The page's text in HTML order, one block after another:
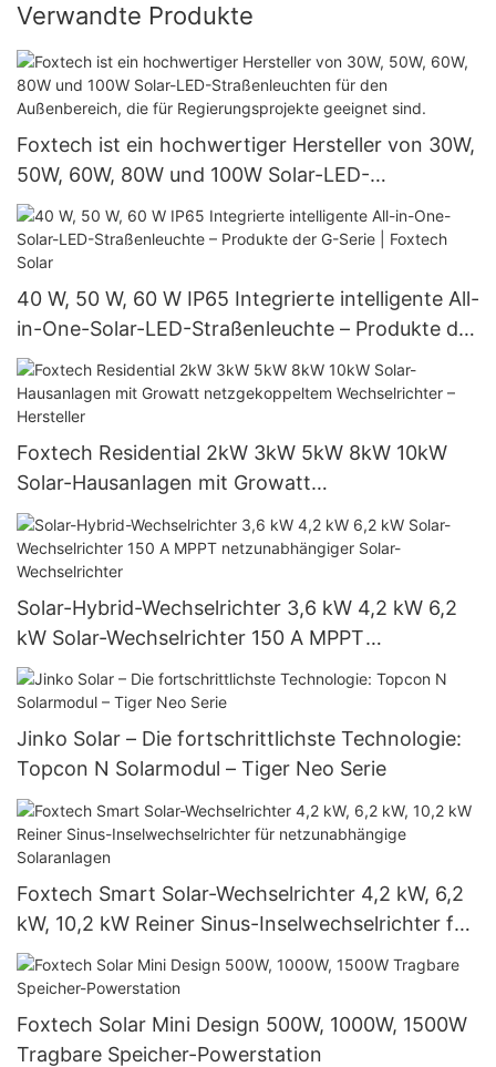
Verwandte Produkte
Foxtech ist ein hochwertiger Hersteller von 30W,
50W, 60W, 80W und 100W Solar-LED-
Straßenleuchten für den Außenbereich, die für
Regierungsprojekte geeignet sind.
40 W, 50 W, 60 W IP65 Integrierte intelligente All-
in-One-Solar-LED-Straßenleuchte – Produkte der
G-Serie | Foxtech Solar
Foxtech Residential 2kW 3kW 5kW 8kW 10kW
Solar-Hausanlagen mit Growatt
netzgekoppeltem Wechselrichter – Hersteller
Solar-Hybrid-Wechselrichter 3,6 kW 4,2 kW 6,2
kW Solar-Wechselrichter 150 A MPPT
netzunabhängiger Solar-Wechselrichter
Jinko Solar – Die fortschrittlichste Technologie:
Topcon N Solarmodul – Tiger Neo Serie
Foxtech Smart Solar-Wechselrichter 4,2 kW, 6,2
kW, 10,2 kW Reiner Sinus-Inselwechselrichter für
netzunabhängige Solaranlagen
Foxtech Solar Mini Design 500W, 1000W, 1500W
Tragbare Speicher-Powerstation